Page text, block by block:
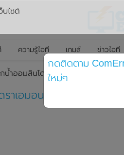
ความรู้ไอที เกมส์ ข่าวไอที
น้ำออมสินโดราเอมอน 2in1 มีให้เลื
เอมอน 2in1 มีให้เลือกสอ
บไซต์
กดติดตาม
ใหม่ๆ